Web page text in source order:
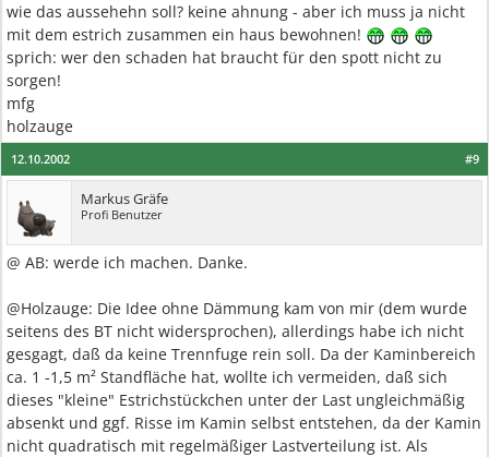
wie das aussehehn soll? keine ahnung - aber ich muss ja nicht
mit dem estrich zusammen ein haus bewohnen!
sprich: wer den schaden hat braucht für den spott nicht zu
sorgen!
mfg
holzauge
#9
12.10.2002
Markus Gräfe
Profi Benutzer
@ AB: werde ich machen. Danke.
@Holzauge: Die Idee ohne Dämmung kam von mir (dem wurde
seitens des BT nicht widersprochen), allerdings habe ich nicht
gesgagt, daß da keine Trennfuge rein soll. Da der Kaminbereich
ca. 1 -1,5 m² Standfläche hat, wollte ich vermeiden, daß sich
dieses "kleine" Estrichstückchen unter der Last ungleichmäßig
absenkt und ggf. Risse im Kamin selbst entstehen, da der Kamin
nicht quadratisch mit regelmäßiger Lastverteilung ist. Als